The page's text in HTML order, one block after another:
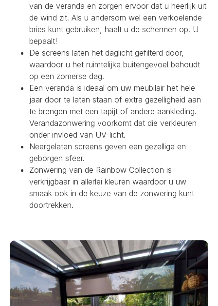
van de veranda en zorgen ervoor dat u heerlijk uit
de wind zit. Als u andersom wel een verkoelende
bries kunt gebruiken, haalt u de schermen op. U
bepaalt!
De screens laten het daglicht gefilterd door,
waardoor u het ruimtelijke buitengevoel behoudt
op een zomerse dag.
Een veranda is ideaal om uw meubilair het hele
jaar door te laten staan of extra gezelligheid aan
te brengen met een tapijt of andere aankleding.
Verandazonwering voorkomt dat die verkleuren
onder invloed van UV-licht.
Neergelaten screens geven een gezellige en
geborgen sfeer.
Zonwering van de Rainbow Collection is
verkrijgbaar in allerlei kleuren waardoor u uw
smaak ook in de keuze van de zonwering kunt
doortrekken.